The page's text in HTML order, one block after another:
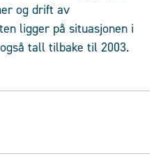
og drift av
ligger på situasjonen i
tall tilbake til 2003.